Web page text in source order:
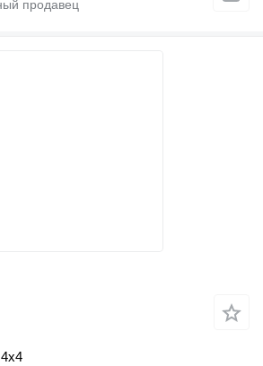
4x4